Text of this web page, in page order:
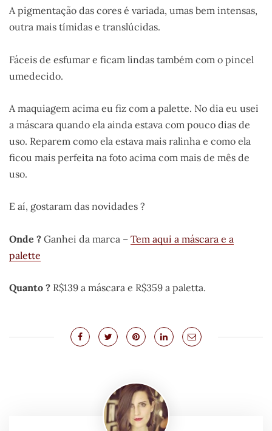
A pigmentação das cores é variada, umas bem intensas,
outra mais tímidas e translúcidas.
Fáceis de esfumar e ficam lindas também com o pincel
umedecido.
A maquiagem acima eu fiz com a palette. No dia eu usei
a máscara quando ela ainda estava com pouco dias de
uso. Reparem como ela estava mais ralinha e como ela
ficou mais perfeita na foto acima com mais de mês de
uso.
E aí, gostaram das novidades ?
Onde ? Ganhei da marca – Tem aqui a máscara e a
palette
Quanto ? R$139 a máscara e R$359 a paletta.